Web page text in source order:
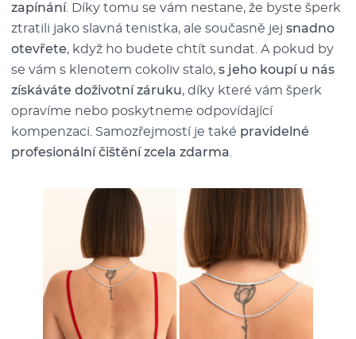
zapínání . Díky tomu se vám nestane, že byste šperk
ztratili jako slavná tenistka, ale současně jej snadno
otevřete, když ho budete chtít sundat. A pokud by
se vám s klenotem cokoliv stalo, s jeho koupí u nás
získáváte doživotní záruku, díky které vám šperk
opravíme nebo poskytneme odpovídající
kompenzaci. Samozřejmostí je také pravidelné
profesionální čištění zcela zdarma